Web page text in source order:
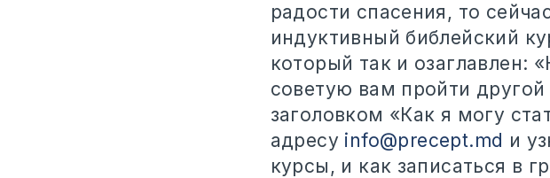
радости спасения, то
индуктивный библейский
который так и озаглавлен:
советую вам пройти
заголовком «Как я могу
адресу info@precept.md и
курсы, и как записаться в